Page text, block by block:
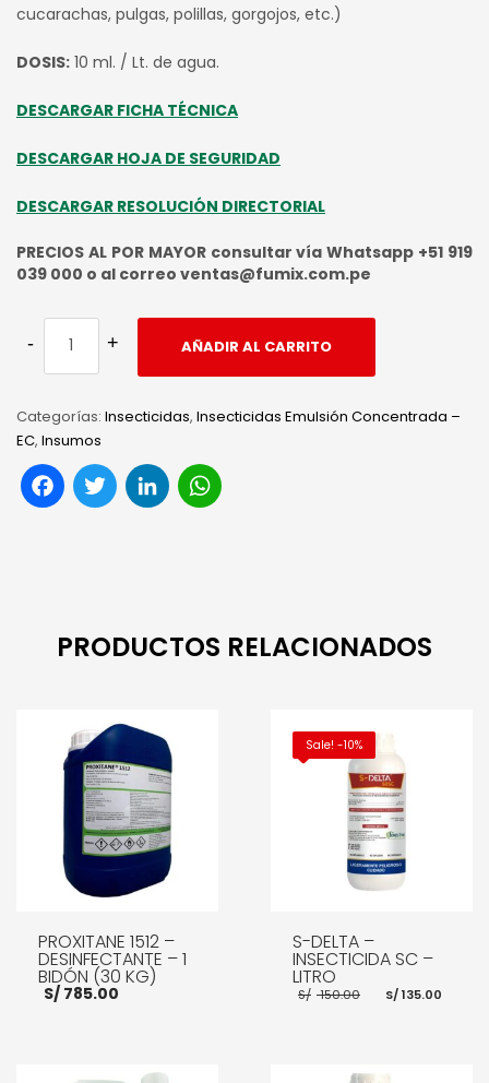
cucarachas, pulgas, polillas, gorgojos, etc.)
DOSIS: 10 ml. / Lt. de agua.
DESCARGAR FICHA TÉCNICA
DESCARGAR HOJA DE SEGURIDAD
DESCARGAR RESOLUCIÓN DIRECTORIAL
PRECIOS AL POR MAYOR consultar vía Whatsapp +51 919
039 000 o al correo ventas@fumix.com.pe
AÑADIR AL CARRITO
Categorías: Insecticidas, Insecticidas Emulsión Concentrada –
EC, Insumos
Facebook
TwitterLinkedIn
PRODUCTOS RELACIONADOS
PROXITANE 1512 –
DESINFECTANTE – 1
BIDÓN (30 KG)
S/ 785.00
Sale! -10%
S-DELTA –
INSECTICIDA SC –
LITRO
S/ 150.00 El
precio
S/135.00